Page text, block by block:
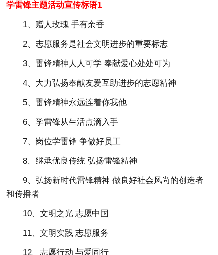
学雷锋主题活动宣传标语1
1、赠人玫瑰 手有余香
2、志愿服务是社会文明进步的重要标志
3、雷锋精神人人可学 奉献爱心处处可为
4、大力弘扬奉献友爱互助进步的志愿精神
5、雷锋精神永远连着你我他
6、学雷锋从生活点滴入手
7、岗位学雷锋 争做好员工
8、继承优良传统 弘扬雷锋精神
9、弘扬新时代雷锋精神 做良好社会风尚的创造者
和传播者
10、文明之光 志愿中国
11、文明实践 志愿服务
12、志愿行动 与爱同行